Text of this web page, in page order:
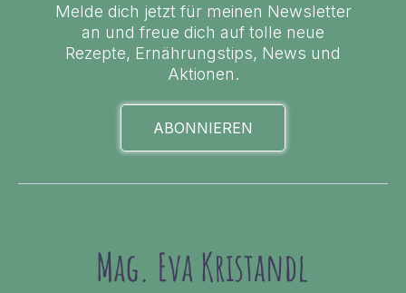
Melde dich jetzt für meinen Newsletter
an und freue dich auf tolle neue
Rezepte, Ernährungstips, News und
Aktionen.
ABONNIEREN